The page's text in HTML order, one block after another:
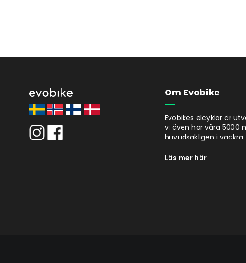
Om Evobike
Evobikes elcyklar är
vi även har våra 5000
huvudsakligen i vackra
Läs mer här